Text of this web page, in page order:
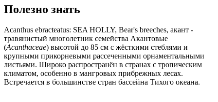
Полезно знать
Acanthus ebracteatus: SEA HOLLY, Bear's breeches, акант -
травянистый многолетник семейства Акантовые
(Acanthaceae) высотой до 85 см с жёсткими стеблями и
крупными прикорневыми рассеченными орнаментальными
листьями. Широко распространён в странах с тропическим
климатом, особенно в мангровых прибрежных лесах.
Встречается в большинстве стран бассейна Тихого океана.